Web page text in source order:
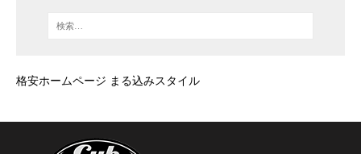
格安ホームページ まる込みスタイル